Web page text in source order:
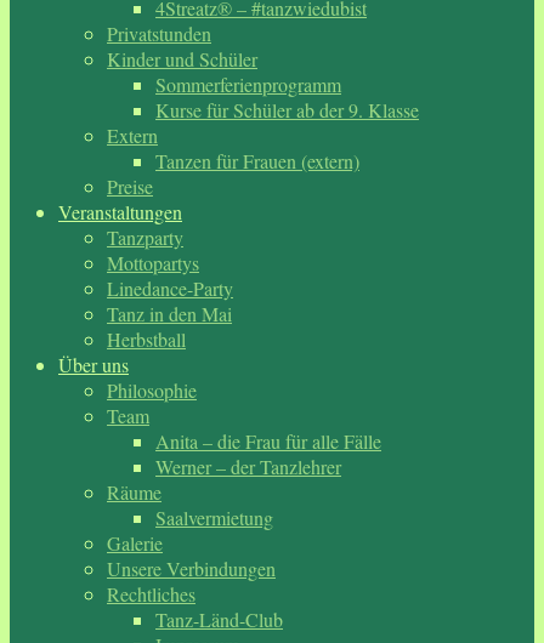
4Streatz® – #tanzwiedubist
Privatstunden
Kinder und Schüler
Sommerferienprogramm
Kurse für Schüler ab der 9. Klasse
Extern
Tanzen für Frauen (extern)
Preise
Veranstaltungen
Tanzparty
Mottopartys
Linedance-Party
Tanz in den Mai
Herbstball
Über uns
Philosophie
Team
Anita – die Frau für alle Fälle
Werner – der Tanzlehrer
Räume
Saalvermietung
Galerie
Unsere Verbindungen
Rechtliches
Tanz-Länd-Club